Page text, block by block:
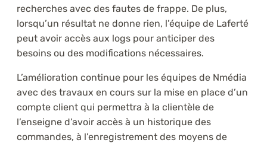
recherches avec des fautes de frappe. De plus,
lorsqu’un résultat ne donne rien, l’équipe de Laferté
peut avoir accès aux logs pour anticiper des
besoins ou des modifications nécessaires.
L’amélioration continue pour les équipes de Nmédia
avec des travaux en cours sur la mise en place d’un
compte client qui permettra à la clientèle de
l’enseigne d’avoir accès à un historique des
commandes, à l’enregistrement des moyens de